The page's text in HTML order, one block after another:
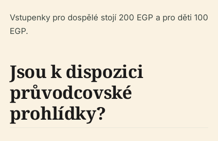
Vstupenky pro dospělé stojí 200 EGP a pro děti 100
EGP.
Jsou k dispozici
průvodcovské
prohlídky?